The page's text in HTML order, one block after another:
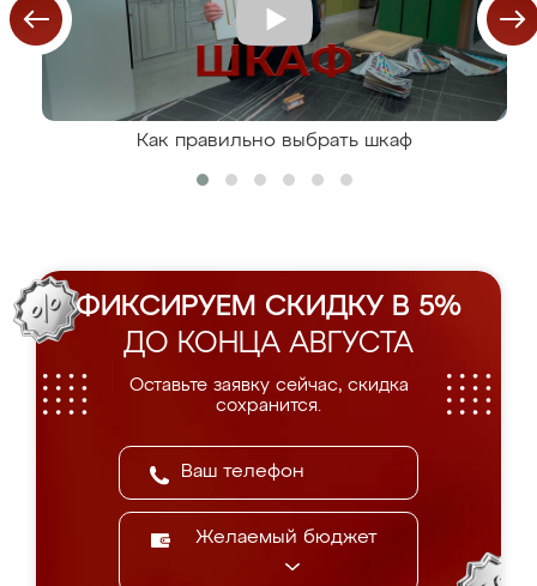
Как правильно выбрать шкаф
ФИКСИРУЕМ СКИДКУ В 5%
ДО КОНЦА АВГУСТА
Оставьте заявку сейчас, скидка
сохранится.
Желаемый бюджет